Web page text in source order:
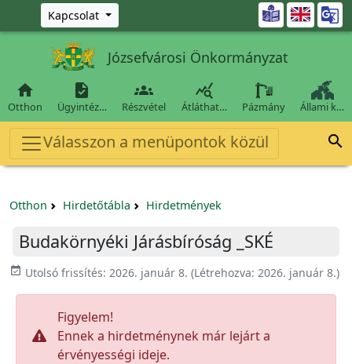
Ugrás a fő tartalomra
Kapcsolat 
Józsefvárosi Önkormányzat

Otthon

Ügyintéz…

Részvétel

Átláthat… Pázmány Állami k…
Válasszon a menüpontok közül 
Otthon Hirdetőtábla Hirdetmények
Budakörnyéki Járásbíróság _SKÉ
event_available Utolsó frissítés: 2026. január 8. (Létrehozva: 2026. január 8.)
Figyelem!
Ennek a hirdetménynek már lejárt a
érvényességi ideje.